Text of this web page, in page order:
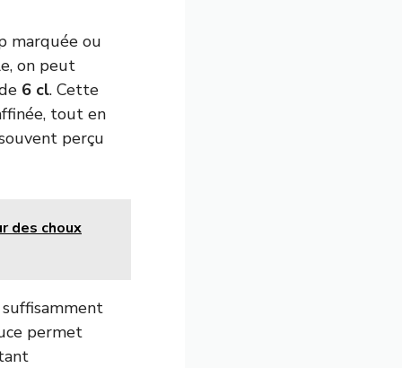
marquée ou
on peut
6 cl. Cette
tout en
perçu
des choux
suffisamment
permet